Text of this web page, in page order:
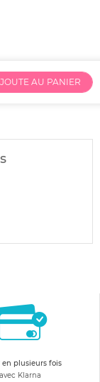
AU PANIER
en plusieurs fois
avec Klarna